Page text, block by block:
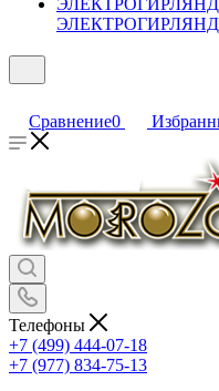
Сравнение0
Телефоны
+7 (499) 444-07-18
+7 (977) 834-75-13